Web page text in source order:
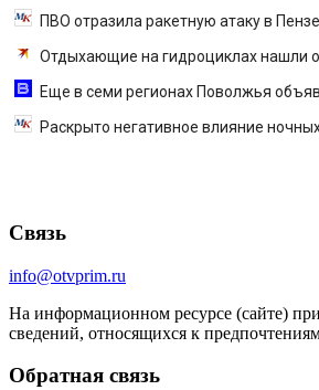
ПВО отразила ракетную атаку в
Отдыхающие на гидроциклах нашли
Еще в семи регионах Поволжья
Раскрыто негативное влияние
Связь
info@otvprim.ru
На информационном ресурсе (сайте)
сведений, относящихся к
Обратная связь